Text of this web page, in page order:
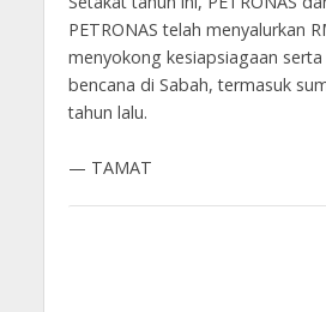
PETRONAS telah menyalurkan
menyokong kesiapsiagaan
bencana di Sabah, termasuk
tahun lalu.
— TAMAT